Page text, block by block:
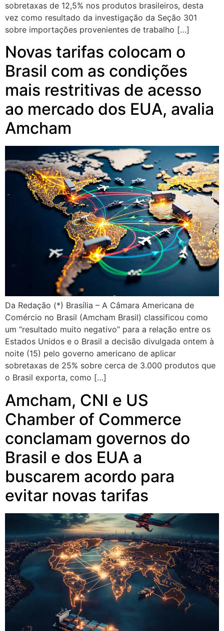
sobretaxas de 12,5% nos produtos brasileiros, desta
vez como resultado da investigação da Seção 301
sobre importações provenientes de trabalho […]
Novas tarifas colocam o
Brasil com as condições
mais restritivas de acesso
ao mercado dos EUA, avalia
Amcham
Da Redação (*) Brasília – A Câmara Americana de
Comércio no Brasil (Amcham Brasil) classificou como
um “resultado muito negativo” para a relação entre os
Estados Unidos e o Brasil a decisão divulgada ontem à
noite (15) pelo governo americano de aplicar
sobretaxas de 25% sobre cerca de 3.000 produtos que
o Brasil exporta, como […]
Amcham, CNI e US
Chamber of Commerce
conclamam governos do
Brasil e dos EUA a
buscarem acordo para
evitar novas tarifas